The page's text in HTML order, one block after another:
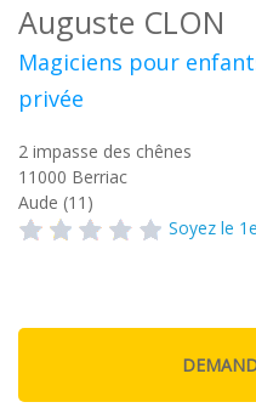
Auguste CLON
Magiciens pour
privée
2 impasse des chênes
11000 Berriac
Aude (11)
Soyez le